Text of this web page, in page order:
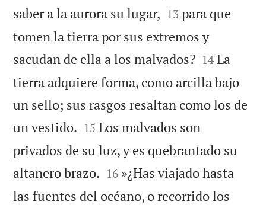
saber a la aurora su lugar, 

13 para que
tomen la tierra por sus extremos y
sacudan de ella a los malvados?
14 La
tierra adquiere forma, como arcilla bajo
un sello; sus rasgos resaltan como los de
un vestido. 

15 Los malvados son
privados de su luz, y es quebrantado su
altanero brazo. 

16 »¿Has viajado hasta
las fuentes del océano, o recorrido los